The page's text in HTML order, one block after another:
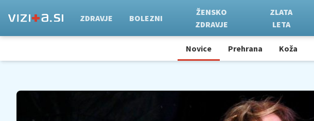
ZDRAVJE BOLEZNI
ŽENSKO
ZDRAVJE
ZLATA
LETA
Novice Prehrana Koža